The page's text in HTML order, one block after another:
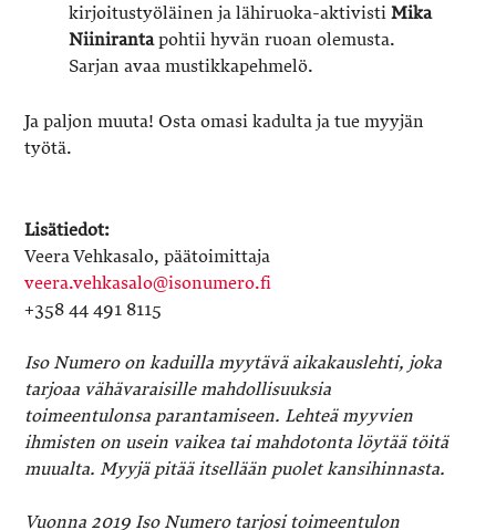
kirjoitustyöläinen ja lähiruoka-aktivistiMika
Niinirantapohtii hyvän ruoan olemusta.
Sarjan avaa mustikkapehmelö.
Ja paljon muuta! Osta omasi kadulta ja tue myyjän
työtä.
Lisätiedot:
Veera Vehkasalo, päätoimittaja
veera.vehkasalo@isonumero.fi
+358 44 491 8115
Iso Numero on kaduilla myytävä aikakauslehti, joka
tarjoaa vähävaraisille mahdollisuuksia
toimeentulonsa parantamiseen. Lehteä myyvien
ihmisten on usein vaikea tai mahdotonta löytää töitä
muualta. Myyjä pitää itsellään puolet kansihinnasta.
Vuonna 2019 Iso Numero tarjosi toimeentulon